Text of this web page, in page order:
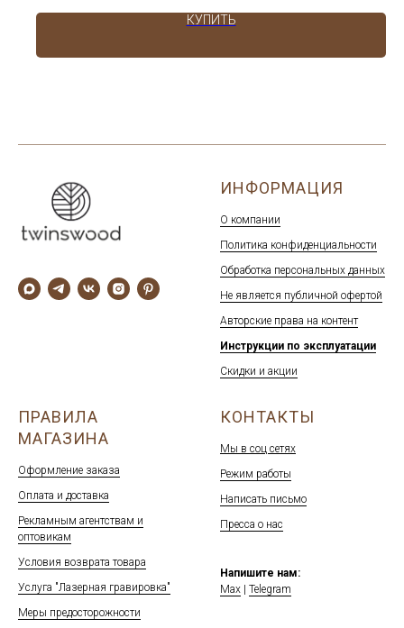
КУПИТЬ
ИНФОРМАЦИЯ
О компании
Политика конфиденциальности
Обработка персональных данных
Не является публичной офертой
Авторские права на контент
Инструкции по эксплуатации
Скидки и акции
ПРАВИЛА
МАГАЗИНА
Оформление заказа
Оплата и доставка
Рекламным агентствам и
оптовикам
Условия возврата товара
Услуга "Лазерная гравировка"
Меры предосторожности
КОНТАКТЫ
Мы в соц сетях
Режим работы
Написать письмо
Пресса о нас
Напишите нам:
Max
Telegram